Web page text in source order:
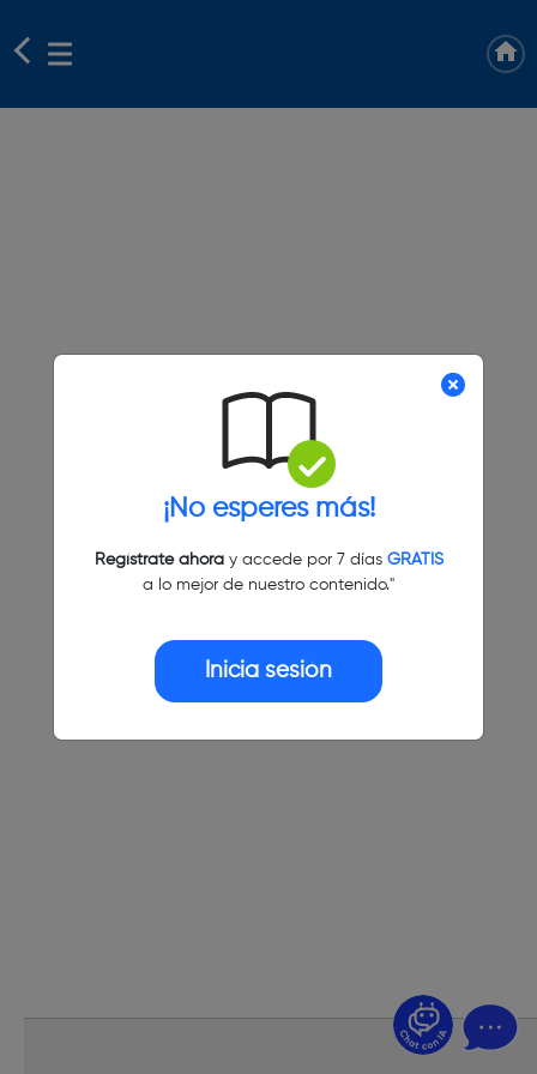
¡No esperes más!
Regístrate ahoray accede por 7 días GRATIS
a lo mejor de nuestro contenido."
Inicia sesión